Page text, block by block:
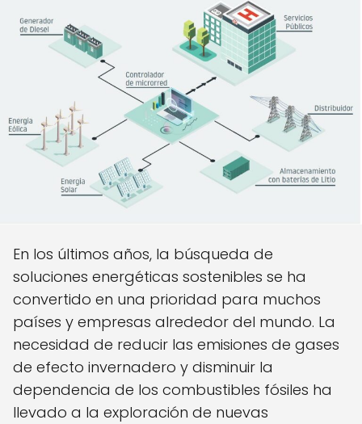
En los últimos años, la búsqueda de
soluciones energéticas sostenibles se ha
convertido en una prioridad para muchos
países y empresas alrededor del mundo. La
necesidad de reducir las emisiones de gases
de efecto invernadero y disminuir la
dependencia de los combustibles fósiles ha
llevado a la exploración de nuevas